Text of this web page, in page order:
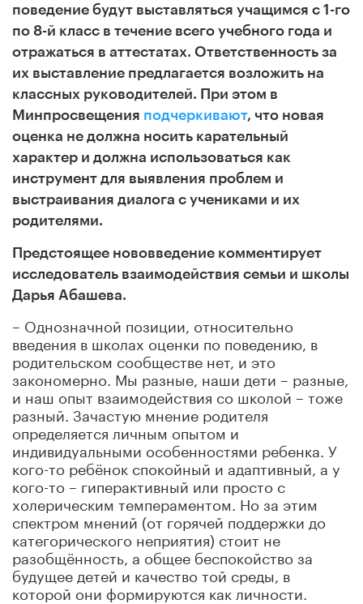
поведение будут выставляться учащимся с 1-го
по 8-й класс в течение всего учебного года и
отражаться в аттестатах. Ответственность за
их выставление предлагается возложить на
классных руководителей. При этом в
Минпросвещения подчеркивают, что новая
оценка не должна носить карательный
характер и должна использоваться как
инструмент для выявления проблем и
выстраивания диалога с учениками и их
родителями.
Предстоящее нововведение комментирует
исследователь взаимодействия семьи и школы
Дарья Абашева.
– Однозначной позиции, относительно
введения в школах оценки по поведению, в
родительском сообществе нет, и это
закономерно. Мы разные, наши дети – разные,
и наш опыт взаимодействия со школой – тоже
разный. Зачастую мнение родителя
определяется личным опытом и
индивидуальными особенностями ребенка. У
кого-то ребёнок спокойный и адаптивный, а у
кого-то – гиперактивный или просто с
холерическим темпераментом. Но за этим
спектром мнений (от горячей поддержки до
категорического неприятия) стоит не
разобщённость, а общее беспокойство за
будущее детей и качество той среды, в
которой они формируются как личности.